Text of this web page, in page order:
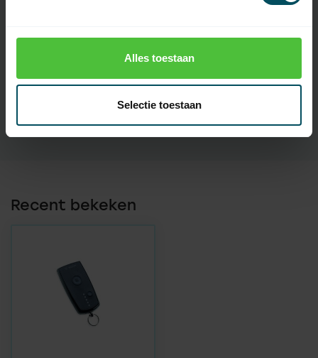
Alles toestaan
Selectie toestaan
Recent bekeken